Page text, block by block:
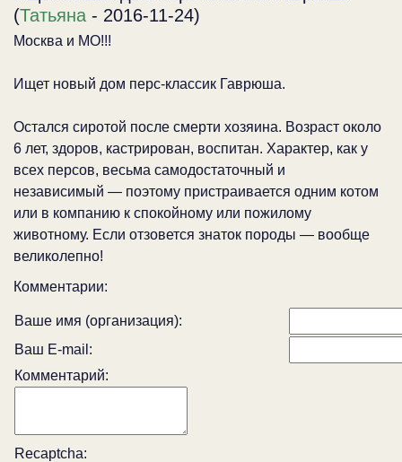
(Татьяна - 2016-11-24)
Москва и МО!!!
Ищет новый дом перс-классик Гаврюша.
Остался сиротой после смерти хозяина. Возраст около
6 лет, здоров, кастрирован, воспитан. Характер, как у
всех персов, весьма самодостаточный и
независимый — поэтому пристраивается одним котом
или в компанию к спокойному или пожилому
животному. Если отзовется знаток породы — вообще
великолепно!
Комментарии:
Ваше имя (организация):
Ваш E-mail:
Комментарий:
Recaptcha: